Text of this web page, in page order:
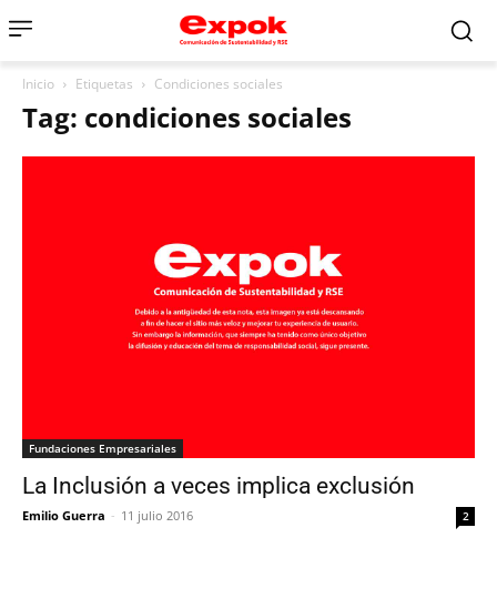
Inicio Etiquetas Condiciones sociales
Tag: condiciones sociales
Fundaciones Empresariales
La Inclusión a veces implica exclusión
Emilio Guerra - 11 julio 2016 2